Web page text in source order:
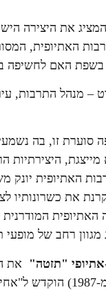
את היצירה
האתיופית,
בשפת האם לחשיפה
התרבות,
סוערת זו, בה
האתיופית
את כשרונותיו
רחב של
"תזטה" את
"עבודה שחורה" (מאלבום